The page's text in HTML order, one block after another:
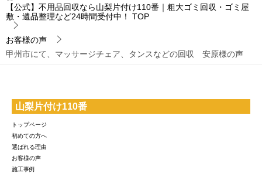
【公式】不用品回収なら山梨片付け110番｜粗大ゴミ回収・ゴミ屋
敷・遺品整理など24時間受付中！
TOP
お客様の声
甲州市にて、マッサージチェア、タンスなどの回収 安原様の声
山梨片付け110番
トップページ
初めての方へ
選ばれる理由
お客様の声
施工事例